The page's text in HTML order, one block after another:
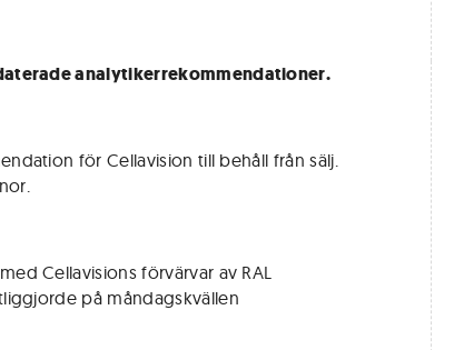
analytikerrekommendationer.
för Cellavision till behåll från sälj.
Cellavisions förvärvar av RAL
på måndagskvällen